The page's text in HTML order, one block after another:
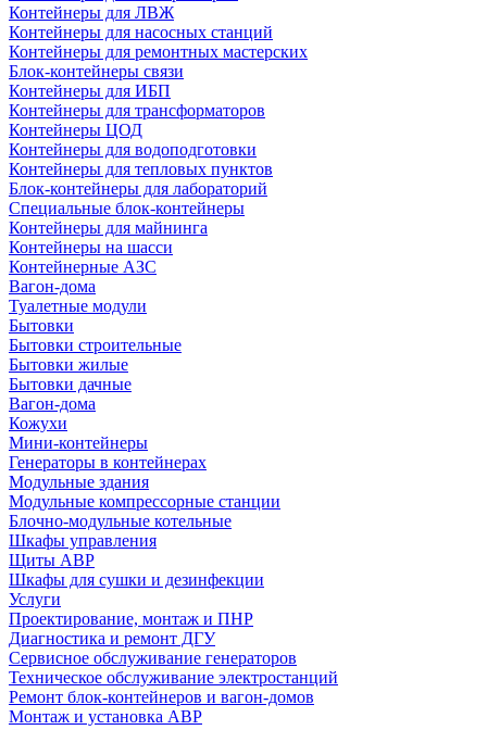
Контейнеры для ЛВЖ
Контейнеры для насосных станций
Контейнеры для ремонтных мастерских
Блок-контейнеры связи
Контейнеры для ИБП
Контейнеры для трансформаторов
Контейнеры ЦОД
Контейнеры для водоподготовки
Контейнеры для тепловых пунктов
Блок-контейнеры для лабораторий
Специальные блок-контейнеры
Контейнеры для майнинга
Контейнеры на шасси
Контейнерные АЗС
Вагон-дома
Туалетные модули
Бытовки
Бытовки строительные
Бытовки жилые
Бытовки дачные
Вагон-дома
Кожухи
Мини-контейнеры
Генераторы в контейнерах
Модульные здания
Модульные компрессорные станции
Блочно-модульные котельные
Шкафы управления
Щиты АВР
Шкафы для сушки и дезинфекции
Услуги
Проектирование, монтаж и ПНР
Диагностика и ремонт ДГУ
Сервисное обслуживание генераторов
Техническое обслуживание электростанций
Ремонт блок-контейнеров и вагон-домов
Монтаж и установка АВР